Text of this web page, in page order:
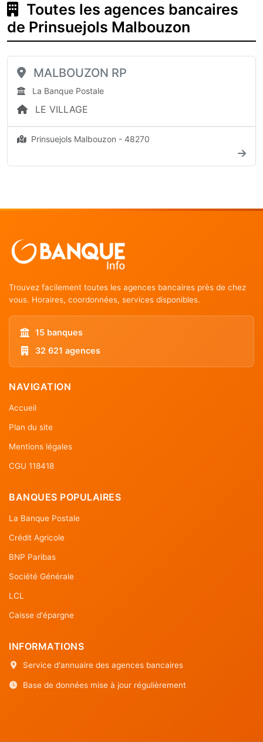
Toutes les agences bancaires
de Prinsuejols Malbouzon
MALBOUZON RP
La Banque Postale
LE VILLAGE
Prinsuejols Malbouzon - 48270
Trouvez facilement toutes les agences bancaires près de chez
vous. Horaires, coordonnées, services disponibles.
15 banques
32 621 agences
NAVIGATION
Accueil
Plan du site
Mentions légales
CGU 118418
BANQUES POPULAIRES
La Banque Postale
Crédit Agricole
BNP Paribas
Société Générale
LCL
Caisse d'épargne
INFORMATIONS
Service d'annuaire des agences bancaires
Base de données mise à jour régulièrement